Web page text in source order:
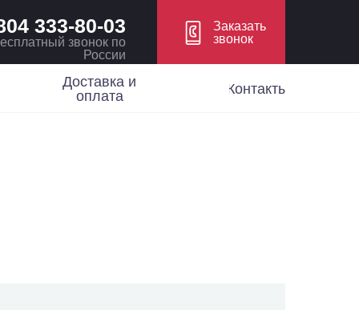
333-80-03
звонок по
России
Заказать
звонок
Доставка и
оплата
Контакты